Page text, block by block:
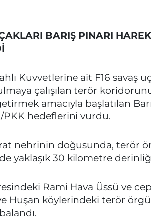
BARIŞ PINARI
Kuvvetlerine ait F16 savaş
çalışılan terör
amacıyla başlatılan
PKK hedeflerini vurdu.
nehrinin doğusunda, terör
yaklaşık 30 kilometre
Rami Hava Üssü ve
Huşan köylerindeki terör